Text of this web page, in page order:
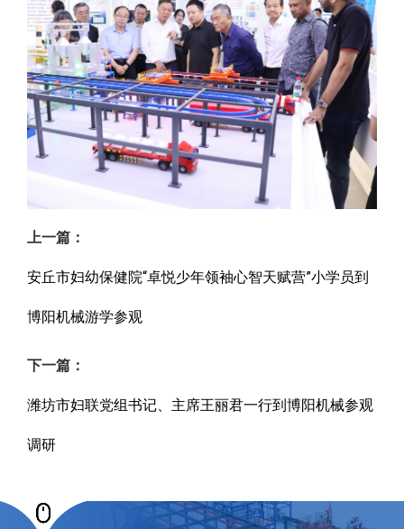
上一篇：
安丘市妇幼保健院“卓悦少年领袖心智天赋营”小学员到
博阳机械游学参观
下一篇：
潍坊市妇联党组书记、主席王丽君一行到博阳机械参观
调研